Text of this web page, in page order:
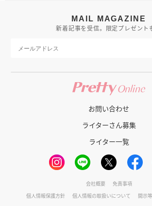
MAIL MAGAZINE
新着記事を受信。限定プレゼント
お問い合わせ
ライターさん募集
ライター一覧
会社概要
免責事項
個人情報保護方針
個人情報の取扱いについて 開示